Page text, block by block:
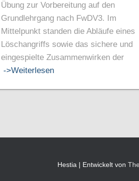
Übung zur Vorbereitung auf den
Grundlehrgang nach FwDV3. Im
Mittelpunkt standen die Abläufe eines
Löschangriffs sowie das sichere und
eingespielte Zusammenwirken der
->Weiterlesen
Hestia | Entwickelt von